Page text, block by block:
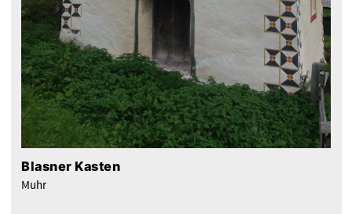
Blasner Kasten
Muhr